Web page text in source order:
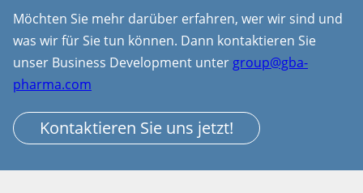
Möchten Sie mehr darüber erfahren, wer wir sind und
was wir für Sie tun können. Dann kontaktieren Sie
unser Business Development unter group@gba-
pharma.com
Kontaktieren Sie uns jetzt!